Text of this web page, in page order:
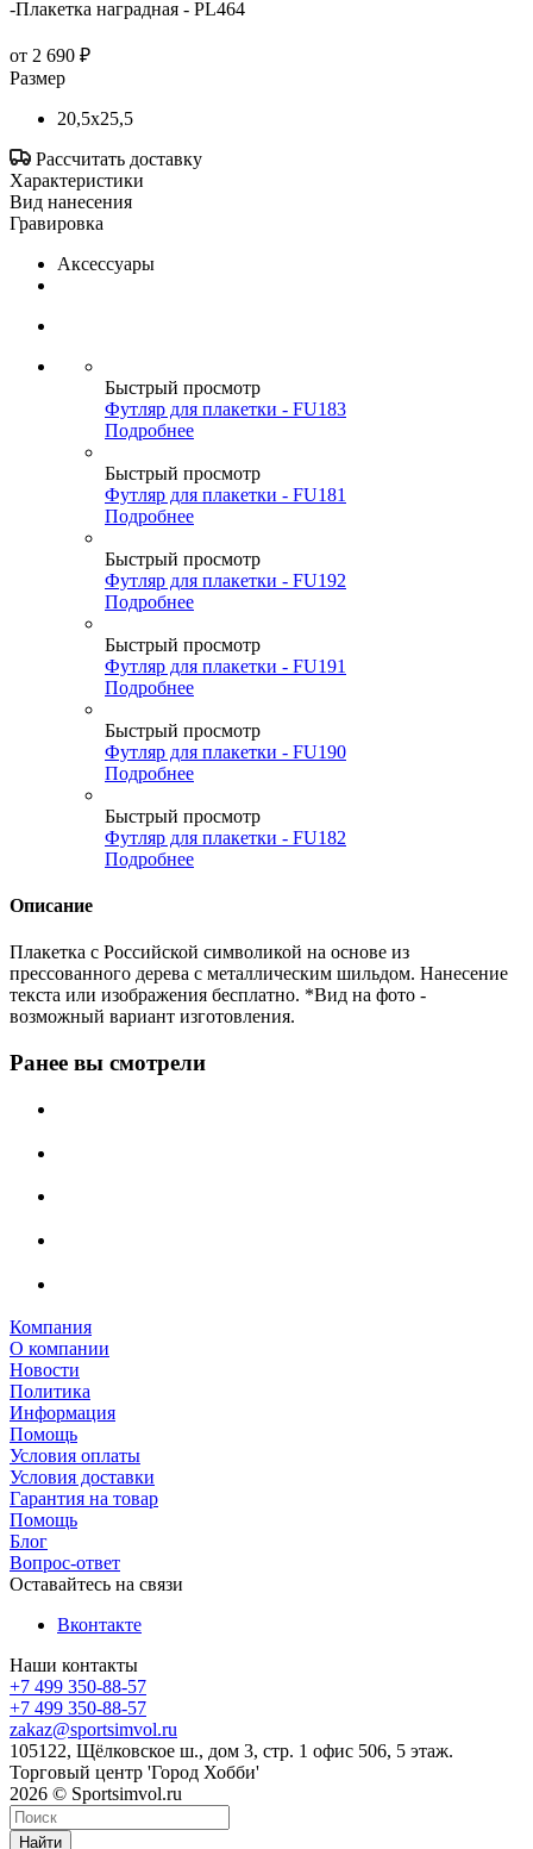
-Плакетка наградная - PL464
от 2 690 ₽
Размер
20,5x25,5
Рассчитать доставку
Характеристики
Вид нанесения
Гравировка
Аксессуары
Быстрый просмотр
Футляр для плакетки - FU183
Подробнее
Быстрый просмотр
Футляр для плакетки - FU181
Подробнее
Быстрый просмотр
Футляр для плакетки - FU192
Подробнее
Быстрый просмотр
Футляр для плакетки - FU191
Подробнее
Быстрый просмотр
Футляр для плакетки - FU190
Подробнее
Быстрый просмотр
Футляр для плакетки - FU182
Подробнее
Описание
Плакетка с Российской символикой на основе из
прессованного дерева с металлическим шильдом. Нанесение
текста или изображения бесплатно. *Вид на фото -
возможный вариант изготовления.
Ранее вы смотрели
Компания
О компании
Новости
Политика
Информация
Помощь
Условия оплаты
Условия доставки
Гарантия на товар
Помощь
Блог
Вопрос-ответ
Оставайтесь на связи
Вконтакте
Наши контакты
+7 499 350-88-57
+7 499 350-88-57
zakaz@sportsimvol.ru
105122, Щёлковское ш., дом 3, стр. 1 офис 506, 5 этаж.
Торговый центр 'Город Хобби'
2026 © Sportsimvol.ru
Найти